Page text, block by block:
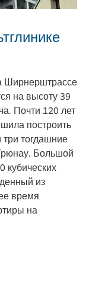
Ширнерштрассе
на высоту 39
Почти 120 лет
построить
три тогдашние
Большой
кубических
из
время
на